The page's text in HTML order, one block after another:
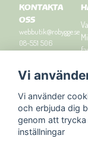
KONTAKTA
OSS
webbutik@robygge.se
08-551 506
Orgnummer: 556463-
Vi
Vi använder
och erbjuda dig
genom att trycka
inställningar